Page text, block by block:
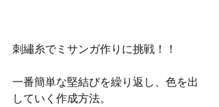
刺繡糸でミサンガ作りに挑戦！！
一番簡単な堅結びを繰り返し、色を出
していく作成方法。